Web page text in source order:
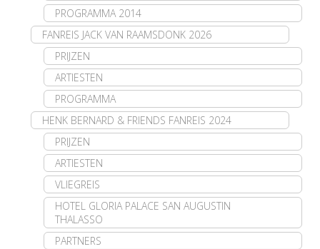
PROGRAMMA 2014
FANREIS JACK VAN RAAMSDONK 2026
PRIJZEN
ARTIESTEN
PROGRAMMA
HENK BERNARD & FRIENDS FANREIS 2024
PRIJZEN
ARTIESTEN
VLIEGREIS
HOTEL GLORIA PALACE SAN AUGUSTIN
THALASSO
PARTNERS